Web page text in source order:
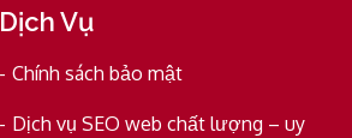
Dịch Vụ
Chính sách bảo mật
Dịch vụ SEO web chất lượng – uy